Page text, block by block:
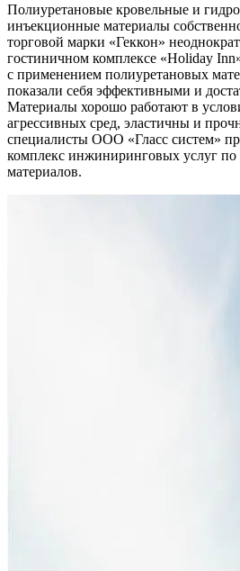
Полиуретановые кровельные и
инъекционные материалы
торговой марки «Геккон»
гостиничном комплексе «Holiday
с применением полиуретановых
показали себя эффективными и
Материалы хорошо работают в
агрессивных сред, эластичны и
специалисты ООО «Гласс систем»
комплекс инжиниринговых услуг
материалов.